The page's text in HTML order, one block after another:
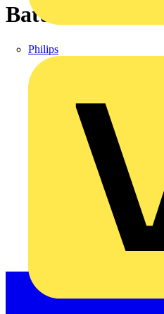
Philips
Batteriemodul